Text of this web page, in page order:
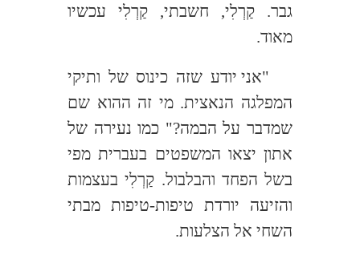
גבר. קַרְלִי, חשבתי, קַרְלִי עכשיו
מאוד.
"אני יודע שזה כינוס של ותיקי
המפלגה הנאצית. מי זה ההוא שם
שמדבר על הבמה?" כמו נעירה של
אתון יצאו המשפטים בעברית מפי
בשל הפחד והבלבול. קַרְלִי בעצמות
והזיעה יורדת טיפות-טיפות מבתי
השחי אל הצלעות.